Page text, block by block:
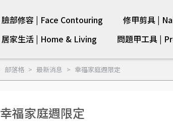
臉部修容 | Face Contouring 修甲剪具 |
居家生活 | Home & Living
問題甲工具 |
部落格 最新消息 幸福家庭週限定
幸福家庭週限定